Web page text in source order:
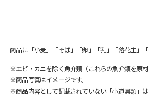
商品に「小麦」「そば」「卵」「乳」「落花生」
※エビ・カニを除く魚介類（これらの魚介類を原
※商品写真はイメージです。
※商品内容として記載されていない「小道具類」